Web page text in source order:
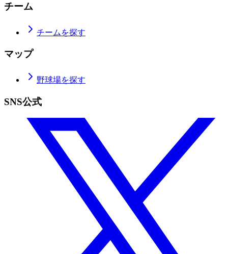
チーム
チームを探す
マップ
野球場を探す
SNS公式